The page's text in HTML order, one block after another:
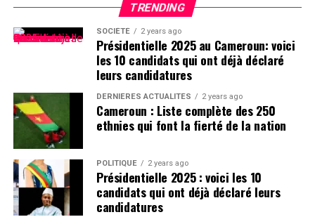
TRENDING
SOCIÉTÉ 2 years ago
Présidentielle 2025 au Cameroun: voici
les 10 candidats qui ont déjà déclaré
leurs candidatures
DERNIÈRES ACTUALITÉS 2 years ago
Cameroun : Liste complète des 250
ethnies qui font la fierté de la nation
POLITIQUE 2 years ago
Présidentielle 2025 : voici les 10
candidats qui ont déjà déclaré leurs
candidatures